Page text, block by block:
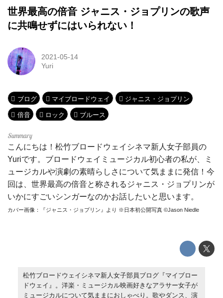
世界最高の倍音 ジャニス・ジョプリンの歌声
に共鳴せずにはいられない！
2021-05-14
Yuri
ブログ マイブロードウェイ ジャニス・ジョプリン
倍音 ロック ブルース
こんにちは！松竹ブロードウェイシネマ新人女子部員の
Yuriです。ブロードウェイミュージカル初心者の私が、ミ
ュージカルや演劇の素晴らしさについて気ままに発信！今
回は、世界最高の倍音と称されるジャニス・ジョプリンが
いかにすごいシンガーなのかお話したいと思います。
カバー画像：『ジャニス・ジョプリン』より ※日本初公開写真 ©Jason Niedle
松竹ブロードウェイシネマ新人女子部員ブログ『マイブロー
ドウェイ』。洋楽・ミュージカル映画好きなアラサー女子が
ミュージカルについて気ままにおしゃべり。歌やダンス、演